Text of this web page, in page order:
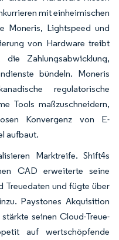
mit einheimischen
Moneris, Lightspeed und
von Hardware treibt
Zahlungsabwicklung,
bündeln. Moneris
regulatorische
Tools maßzuschneidern,
Konvergenz von E-
aufbaut.
Marktreife. Shift4s
CAD erweiterte seine
Treuedaten und fügte über
Paystones Akquisition
seinen Cloud-Treue-
auf wertschöpfende